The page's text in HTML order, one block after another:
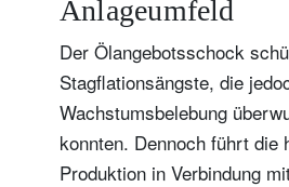
Anlageumfeld
Der Ölangebotsschock
Stagflationsängste, die
Wachstumsbelebung
konnten. Dennoch führt die
Produktion in Verbindung